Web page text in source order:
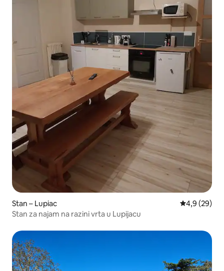
Stan – Lupiac Prosječna
4,9 (29)
Stan za najam na razini vrta u Lupijacu